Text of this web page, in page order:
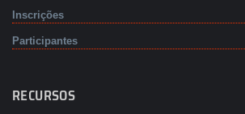
Inscrições
Participantes
RECURSOS